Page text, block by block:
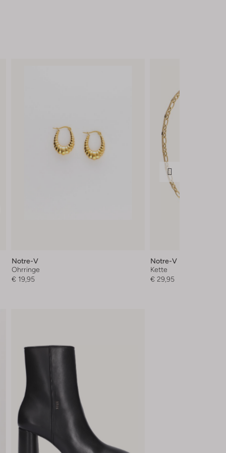
Notre-V
Ohrringe
€ 19,95
Notre-V
Kette
€ 29,95